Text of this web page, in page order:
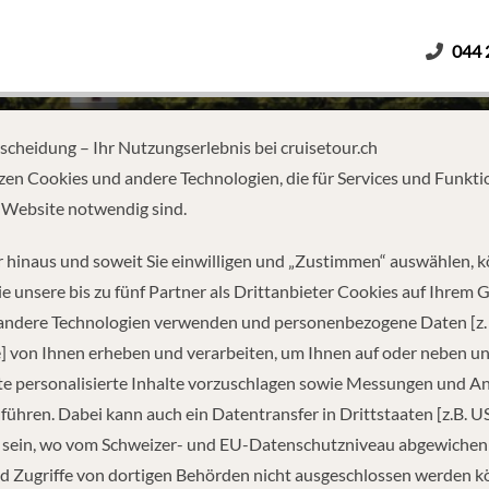
044
TO BUDAPEST
REISEINFORMATIONEN
– Ihr Nutzungserlebnis bei cruisetour.ch
Cookies und andere Technologien, die für Services und
notwendig sind.
hinaus und soweit Sie einwilligen und „Zustimmen“ auswählen,
unsere bis zu fünf Partner als Drittanbieter Cookies auf Ihrem
Technologien verwenden und personenbezogene Daten [z.
von Ihnen erheben und verarbeiten, um Ihnen auf oder neben
personalisierte Inhalte vorzuschlagen sowie Messungen und
Dabei kann auch ein Datentransfer in Drittstaaten [z.B.
wo vom Schweizer- und EU-Datenschutzniveau
Zugriffe von dortigen Behörden nicht ausgeschlossen werden